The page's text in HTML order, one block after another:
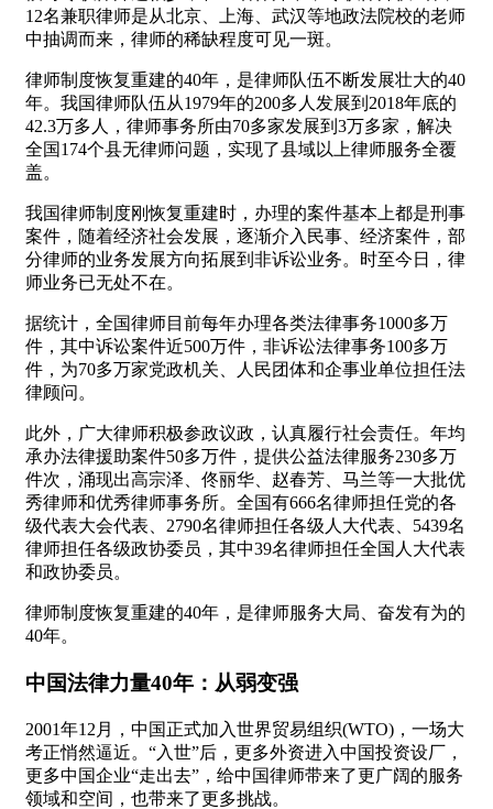
12名兼职律师是从北京、上海、武汉等地政法院校的老师
中抽调而来，律师的稀缺程度可见一斑。
律师制度恢复重建的40年，是律师队伍不断发展壮大的40
年。我国律师队伍从1979年的200多人发展到2018年底的
42.3万多人，律师事务所由70多家发展到3万多家，解决
全国174个县无律师问题，实现了县域以上律师服务全覆
盖。
我国律师制度刚恢复重建时，办理的案件基本上都是刑事
案件，随着经济社会发展，逐渐介入民事、经济案件，部
分律师的业务发展方向拓展到非诉讼业务。时至今日，律
师业务已无处不在。
据统计，全国律师目前每年办理各类法律事务1000多万
件，其中诉讼案件近500万件，非诉讼法律事务100多万
件，为70多万家党政机关、人民团体和企事业单位担任法
律顾问。
此外，广大律师积极参政议政，认真履行社会责任。年均
承办法律援助案件50多万件，提供公益法律服务230多万
件次，涌现出高宗泽、佟丽华、赵春芳、马兰等一大批优
秀律师和优秀律师事务所。全国有666名律师担任党的各
级代表大会代表、2790名律师担任各级人大代表、5439名
律师担任各级政协委员，其中39名律师担任全国人大代表
和政协委员。
律师制度恢复重建的40年，是律师服务大局、奋发有为的
40年。
中国法律力量40年：从弱变强
2001年12月，中国正式加入世界贸易组织(WTO)，一场大
考正悄然逼近。“入世”后，更多外资进入中国投资设厂，
更多中国企业“走出去”，给中国律师带来了更广阔的服务
领域和空间，也带来了更多挑战。